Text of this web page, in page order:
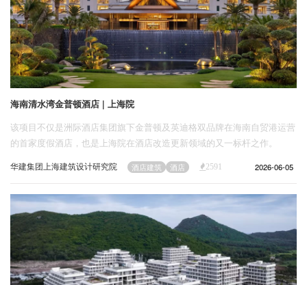
关于我们
联系我们
海南清水湾金普顿酒店 | 上海院
该项目不仅是洲际酒店集团旗下金普顿及英迪格双品牌在海南自贸港运营
的首家度假酒店，也是上海院在酒店改造更新领域的又一标杆之作。
华建集团上海建筑设计研究院 酒店建筑 酒店 2591 2026-06-05